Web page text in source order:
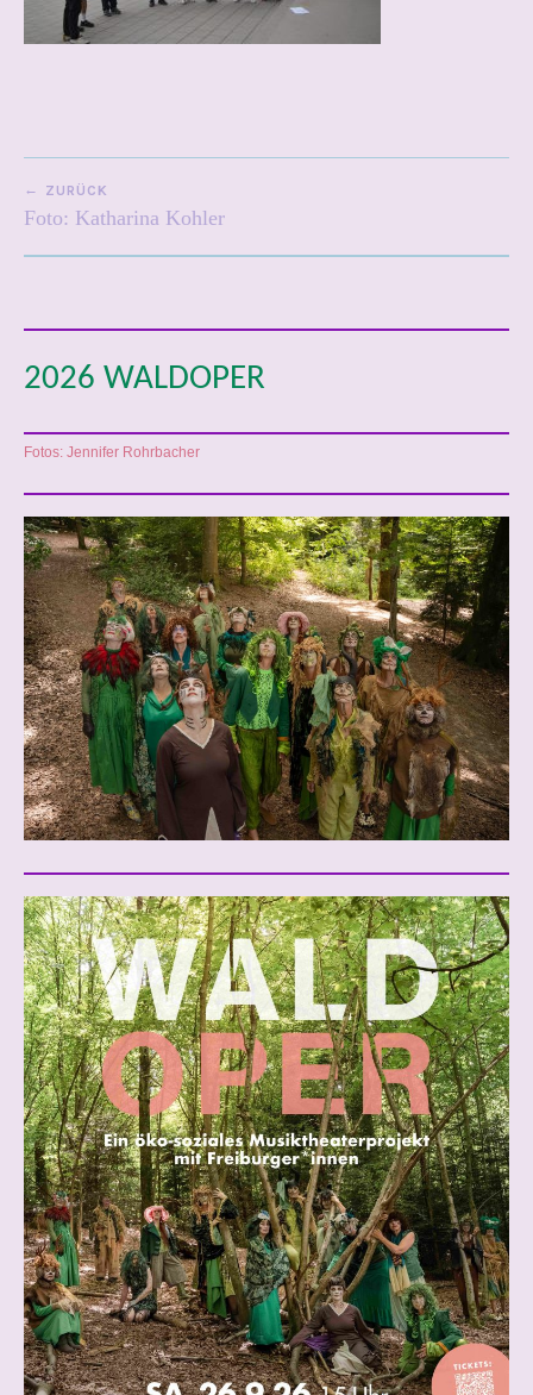
2
BEITRAGSNAVIGATION
ZURÜCK
Foto: Katharina Kohler
2026 WALDOPER
Fotos: Jennifer Rohrbacher